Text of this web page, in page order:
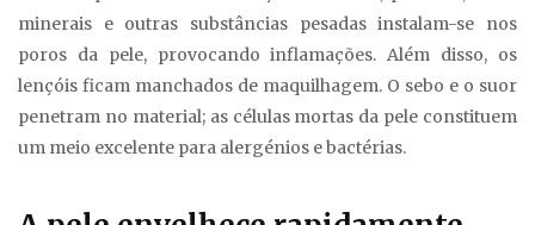
minerais e outras substâncias pesadas instalam-se nos
poros da pele, provocando inflamações. Além disso, os
lençóis ficam manchados de maquilhagem. O sebo e o suor
penetram no material; as células mortas da pele constituem
um meio excelente para alergénios e bactérias.